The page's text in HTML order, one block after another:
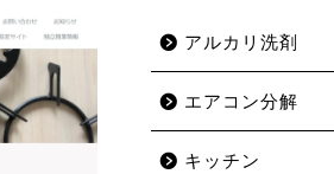
アルカリ洗剤
エアコン分解
キッチン